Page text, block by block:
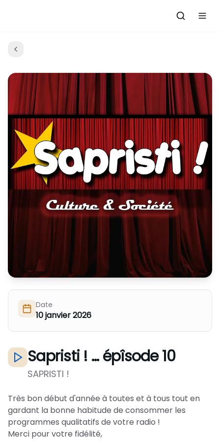
Actualités
Evénements à venir
Emissions
Grille des Programmes
C'était quoi ce morceau?
L'Association
L'équipe et les bénévoles
Nous rejoindre : Participer
Les Ateliers Radio
Les créations des Ateliers
Nos prestations
Nous Soutenir / Adhérer
Je fais un don
Exprime ton soutien
Nous Contacter
La newsletter
Date
10 janvier 2026
Sapristi ! ... épîsode 10
SAPRISTI !
Très bon début d'année à toutes et à tous tout en
gardant la bonne habitude de consommer les
programmes qualitatifs de votre radio !
Merci pour votre fidélité,